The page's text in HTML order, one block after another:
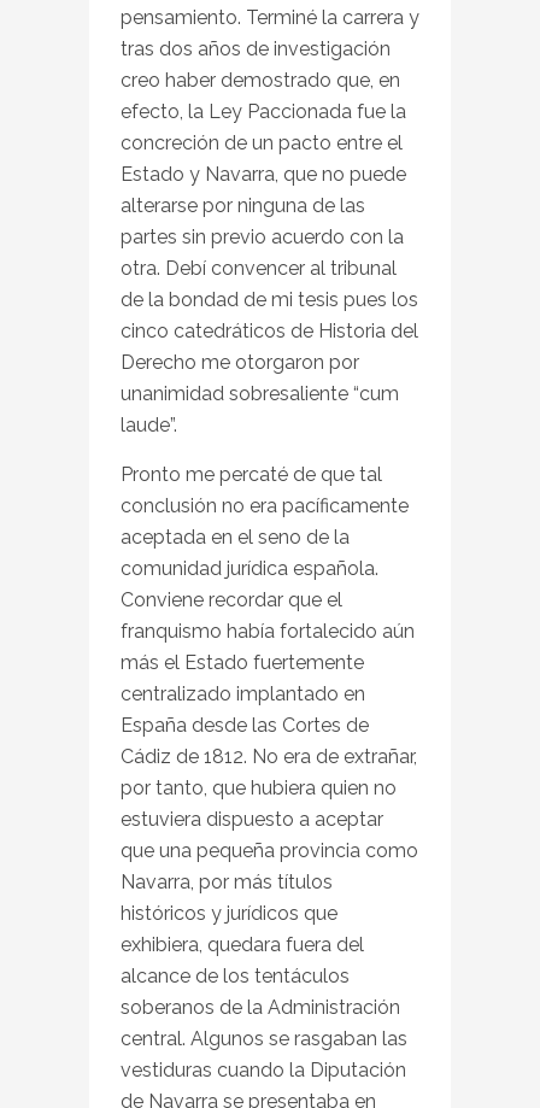
pensamiento. Terminé la carrera y
tras dos años de investigación
creo haber demostrado que, en
efecto, la Ley Paccionada fue la
concreción de un pacto entre el
Estado y Navarra, que no puede
alterarse por ninguna de las
partes sin previo acuerdo con la
otra. Debí convencer al tribunal
de la bondad de mi tesis pues los
cinco catedráticos de Historia del
Derecho me otorgaron por
unanimidad sobresaliente “cum
laude”.
Pronto me percaté de que tal
conclusión no era pacíficamente
aceptada en el seno de la
comunidad jurídica española.
Conviene recordar que el
franquismo había fortalecido aún
más el Estado fuertemente
centralizado implantado en
España desde las Cortes de
Cádiz de 1812. No era de extrañar,
por tanto, que hubiera quien no
estuviera dispuesto a aceptar
que una pequeña provincia como
Navarra, por más títulos
históricos y jurídicos que
exhibiera, quedara fuera del
alcance de los tentáculos
soberanos de la Administración
central. Algunos se rasgaban las
vestiduras cuando la Diputación
de Navarra se presentaba en